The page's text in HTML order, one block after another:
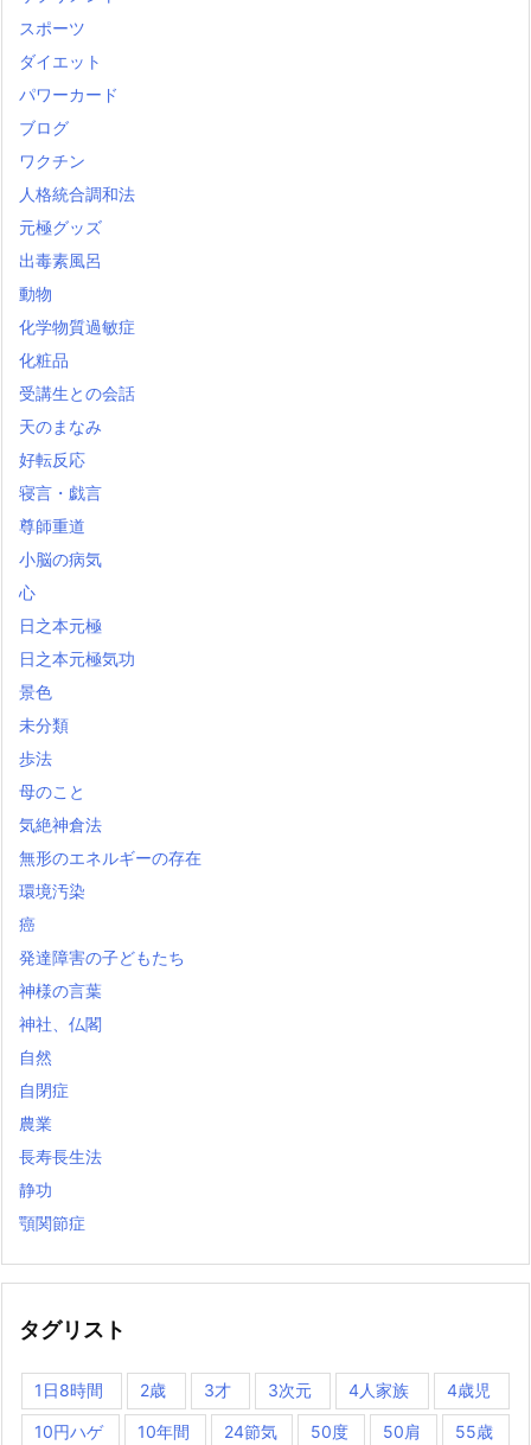
スポーツ
ダイエット
パワーカード
ブログ
ワクチン
人格統合調和法
元極グッズ
出毒素風呂
動物
化学物質過敏症
化粧品
受講生との会話
天のまなみ
好転反応
寝言・戯言
尊師重道
小脳の病気
心
日之本元極
日之本元極気功
景色
未分類
歩法
母のこと
気絶神倉法
無形のエネルギーの存在
環境汚染
癌
発達障害の子どもたち
神様の言葉
神社、仏閣
自然
自閉症
農業
長寿長生法
静功
顎関節症
タグリスト
1日8時間 2歳 3才 3次元 4人家族 4歳児
10円ハゲ 10年間 24節気 50度 50肩 55歳